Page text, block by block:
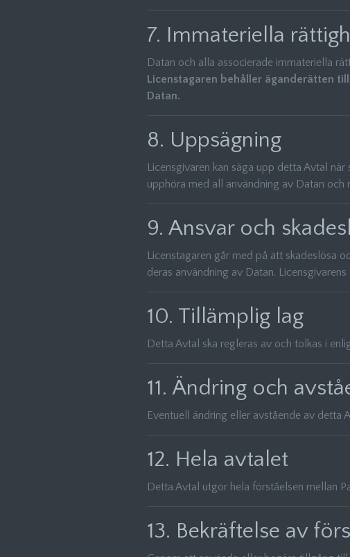
7. Immateriella
Datan och alla associerade immateriella
Licenstagaren behåller äganderätten
Datan.
8. Uppsägning
Licensgivaren kan säga upp detta Avtal
upphöra med all användning av Datan och
9. Ansvar och
Licenstagaren går med på att skadeslösa
deras användning av Datan.
10. Tillämplig lag
Detta Avtal ska regleras av och tolkas i
11. Ändring och
Eventuell ändring eller avstående av detta
12. Hela avtalet
Detta Avtal utgör hela förståelsen mellan
13. Bekräftelse av